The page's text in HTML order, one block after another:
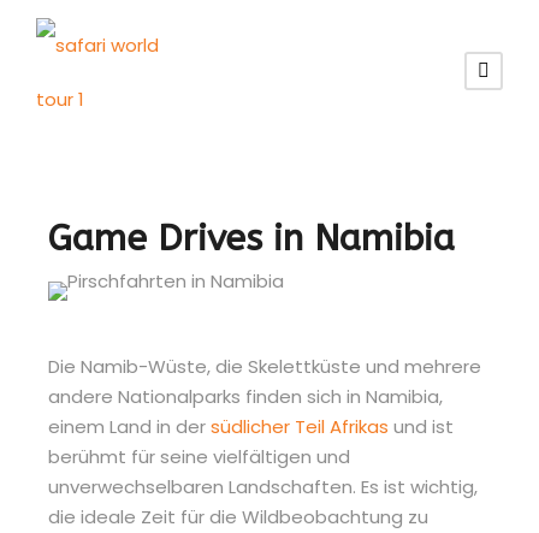
Game Drives in Namibia
Die Namib-Wüste, die Skelettküste und mehrere
andere Nationalparks finden sich in Namibia,
einem Land in dersüdlicher Teil Afrikas und ist
berühmt für seine vielfältigen und
unverwechselbaren Landschaften. Es ist wichtig,
die ideale Zeit für die Wildbeobachtung zu